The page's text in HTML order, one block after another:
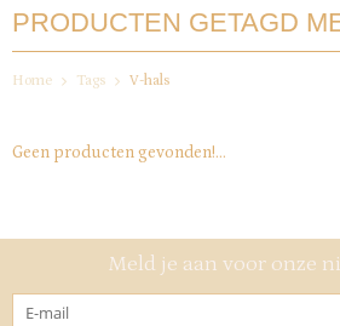
PRODUCTEN GETAGD
Home Tags V-hals
Geen producten gevonden!...
Meld je aan voor onze